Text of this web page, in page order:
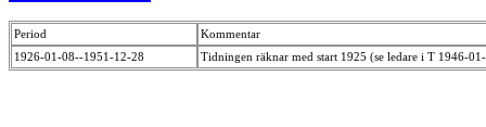
Period
Kommentar
1926-01-08--1951-12-28
Tidningen räknar med start 1925 (se ledare i T 1946-